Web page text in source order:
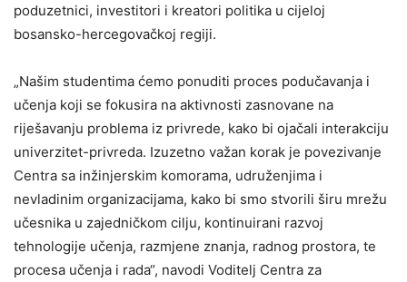
poduzetnici, investitori i kreatori politika u cijeloj
bosansko-hercegovačkoj regiji.
„Našim studentima ćemo ponuditi proces podučavanja i
učenja koji se fokusira na aktivnosti zasnovane na
riješavanju problema iz privrede, kako bi ojačali interakciju
univerzitet-privreda. Izuzetno važan korak je povezivanje
Centra sa inžinjerskim komorama, udruženjima i
nevladinim organizacijama, kako bi smo stvorili širu mrežu
učesnika u zajedničkom cilju, kontinuirani razvoj
tehnologije učenja, razmjene znanja, radnog prostora, te
procesa učenja i rada“, navodi Voditelj Centra za